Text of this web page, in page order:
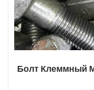
Болт Клеммный